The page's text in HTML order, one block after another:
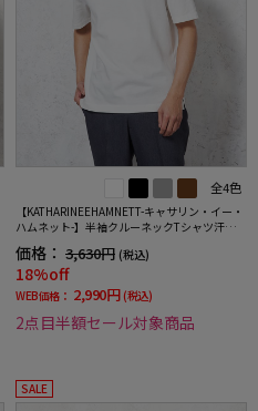
全4色
【KATHARINEEHAMNETT-キャサリン・イー・
ハムネット-】半袖クルーネックTシャツ汗じみ
価格： 3,630円 (税込)
18%off
WEB価格： 2,990円 (税込)
2点目半額セール対象商品
SALE